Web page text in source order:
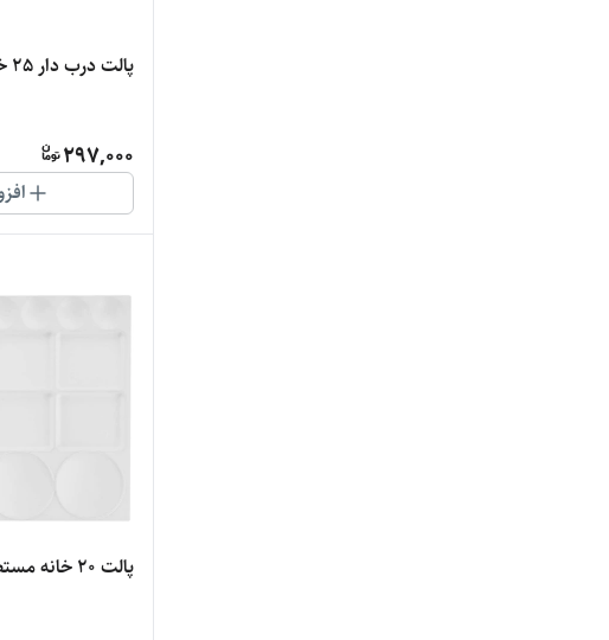
پالت درب دار 25 خانه
297,000
پالت 20 خانه مستطیلی کد 826